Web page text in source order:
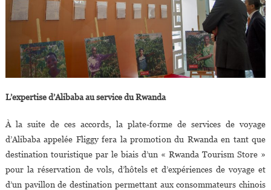
L’expertise d’Alibaba au service du Rwanda
À la suite de ces accords, la plate-forme de services de voyage
d’Alibaba appelée Fliggy fera la promotion du Rwanda en tant que
destination touristique par le biais d’un « Rwanda Tourism Store »
pour la réservation de vols, d’hôtels et d’expériences de voyage et
d’un pavillon de destination permettant aux consommateurs chinois